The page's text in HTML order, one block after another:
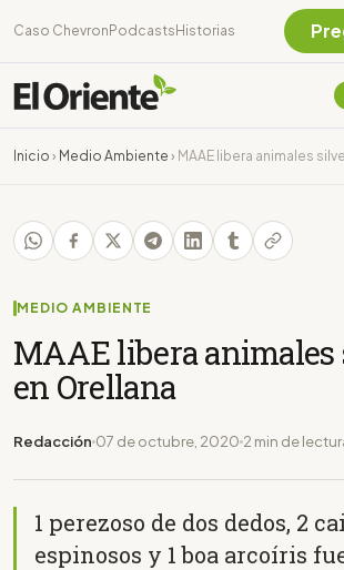
Caso Chevron Podcasts Historias
Inicio › Medio Ambiente › MAAE libera animales
MEDIO AMBIENTE
MAAE libera
en Orellana
Redacción 07 de octubre, 2020 2 min de
1 perezoso de dos dedos, 2
espinosos y 1 boa arcoíris